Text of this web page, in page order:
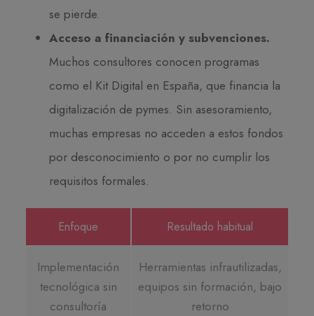
se pierde.
Acceso a financiación y subvenciones.
Muchos consultores conocen programas
como el Kit Digital en España, que financia la
digitalización de pymes. Sin asesoramiento,
muchas empresas no acceden a estos fondos
por desconocimiento o por no cumplir los
requisitos formales.
Enfoque Resultado habitual
Implementación
tecnológica sin
consultoría
Herramientas infrautilizadas,
equipos sin formación, bajo
retorno